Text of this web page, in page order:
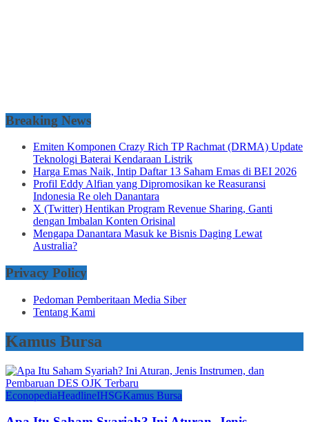
Breaking News
Emiten Komponen Crazy Rich TP Rachmat (DRMA) Update
Teknologi Baterai Kendaraan Listrik
Harga Emas Naik, Intip Daftar 13 Saham Emas di BEI 2026
Profil Eddy Alfian yang Dipromosikan ke Reasuransi
Indonesia Re oleh Danantara
X (Twitter) Hentikan Program Revenue Sharing, Ganti
dengan Imbalan Konten Orisinal
Mengapa Danantara Masuk ke Bisnis Daging Lewat
Australia?
Privacy Policy
Pedoman Pemberitaan Media Siber
Tentang Kami
Kamus Bursa
EconopediaHeadlineIHSGKamus Bursa